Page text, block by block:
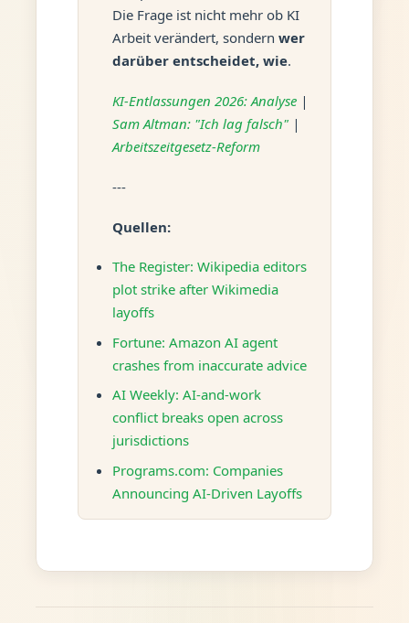
Die Frage ist nicht mehr ob KI
Arbeit verändert, sondernwer
darüber entscheidet, wie.
KI-Entlassungen 2026: Analyse |
Sam Altman: "Ich lag falsch" |
Arbeitszeitgesetz-Reform
---
Quellen:
The Register: Wikipedia editors
plot strike after Wikimedia
layoffs
Fortune: Amazon AI agent
crashes from inaccurate advice
AI Weekly: AI-and-work
conflict breaks open across
jurisdictions
Programs.com: Companies
Announcing AI-Driven Layoffs